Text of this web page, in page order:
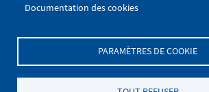
Documentation des cookies
PARAMÈTRES DE COOKIE
Les marchés de plein air
Menu